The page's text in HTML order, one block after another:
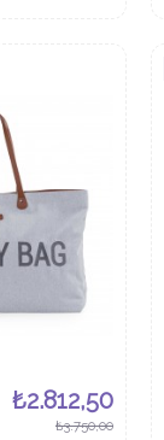
₺2.812,50
₺3.750,00